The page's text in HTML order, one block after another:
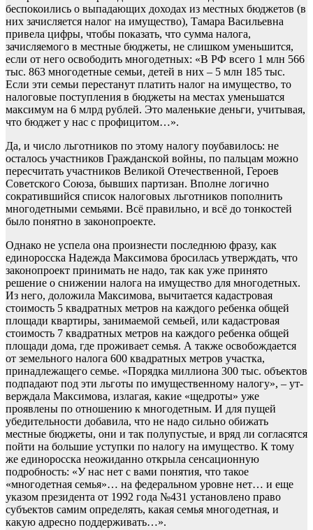
беспокоились о выпадающих доходах из местных бюджетов (в
них зачисляется налог на имущество), Тамара Васильевна
привела цифры, чтобы показать, что сумма налога,
зачисляемого в местные бюджеты, не слишком уменьшится,
если от него освободить многодетных: «В РФ всего 1 млн 566
тыс. 863 многодетные семьи, детей в них – 5 млн 185 тыс.
Если эти семьи перестанут платить налог на имущество, то
налоговые поступления в бюджеты на местах уменьшатся
максимум на 6 млрд рублей. Это маленькие деньги, учитывая,
что бюджет у нас с профицитом…».
Да, и число льготников по этому налогу поубавилось: не
осталось участников Гражданской войны, по пальцам можно
пересчитать участников Великой Отечественной, Героев
Советского Союза, бывших партизан. Вполне логично
сократившийся список налоговых льготников пополнить
многодетными семьями. Всё правильно, и всё до тонкостей
было понятно в законопроекте.
Однако не успела она произнести последнюю фразу, как
единоросска Надежда Максимова бросилась утверждать, что
законопроект принимать не надо, так как уже принято
решение о снижении налога на имущество для многодетных.
Из него, доложила Максимова, вычитается кадастровая
стоимость 5 квадратных метров на каждого ребенка общей
площади квартиры, занимаемой семьей, или кадастровая
стоимость 7 квадратных метров на каждого ребенка общей
площади дома, где проживает семья. А также освобождается
от земельного налога 600 квадратных метров участка,
принадлежащего семье. «Порядка миллиона 300 тыс. объектов
подпадают под эти льготы по имущественному налогу», – ут­
верждала Максимова, излагая, какие «щедроты» уже
проявлены по отношению к многодетным. И для пущей
убедительности добавила, что не надо сильно обижать
местные бюджеты, они и так полупустые, и вряд ли согласятся
пойти на большие уступки по налогу на имущество. К тому
же единоросска неожиданно открыла сенсационную
подробность: «У нас нет с вами понятия, что такое
«многодетная семья»… на федеральном уровне нет… и еще
указом президента от 1992 года №431 установлено право
субъектов самим определять, какая семья многодетная, и
какую адресно поддерживать…».